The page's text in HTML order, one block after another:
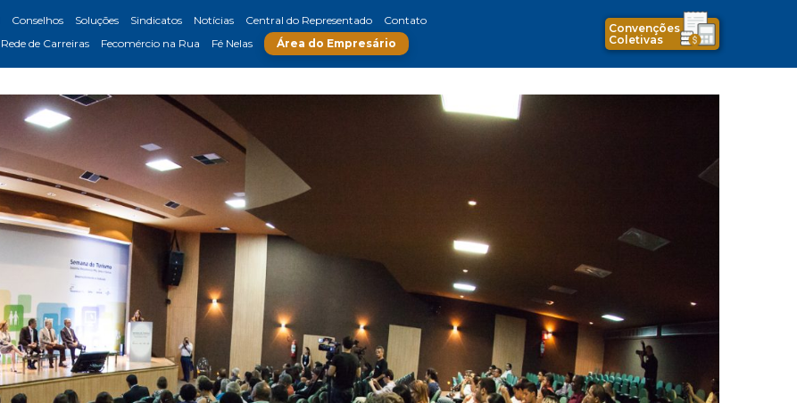
Conselhos Soluções Sindicatos Notícias Central do Representado
Contato
Rede de Carreiras Fecomércio na Rua Fé Nelas Área do Empresário
Convenções
Coletivas